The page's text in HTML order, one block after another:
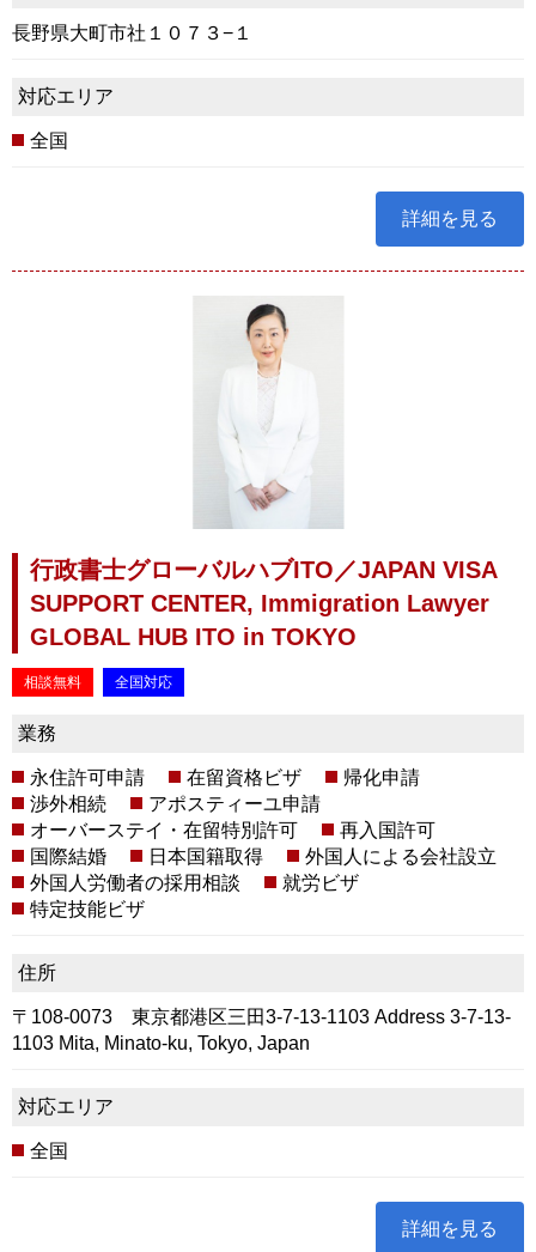
長野県大町市社１０７３−１
対応エリア
全国
詳細を見る
行政書士グローバルハブITO／JAPAN VISA
SUPPORT CENTER, Immigration Lawyer
GLOBAL HUB ITO in TOKYO
相談無料 全国対応
業務
永住許可申請 在留資格ビザ
帰化申請
渉外相続
アポスティーユ申請
オーバーステイ・在留特別許可
再入国許可
国際結婚
日本国籍取得
外国人による会社設立
外国人労働者の採用相談
就労ビザ
特定技能ビザ
住所
〒108-0073 東京都港区三田3-7-13-1103 Address 3-7-13-
1103 Mita, Minato-ku, Tokyo, Japan
対応エリア
全国
詳細を見る